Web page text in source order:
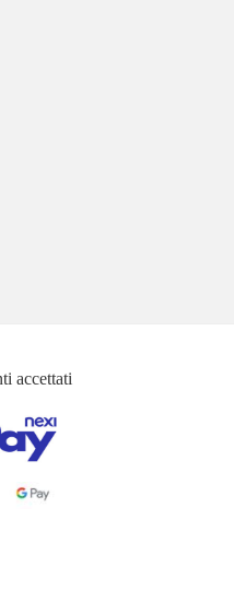
accettati